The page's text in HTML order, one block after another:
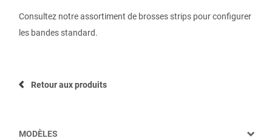
Consultez notre assortiment de brosses strips pour configurer
les bandes standard.
Retour aux produits
MODÈLES